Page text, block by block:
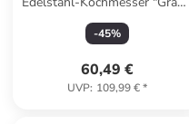
Gourmet" - (L)33,5 cm
-45%
60,49 €
UVP: 109,99 €*